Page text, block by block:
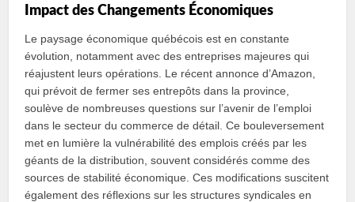
Impact des Changements Économiques
Le paysage économique québécois est en constante
évolution, notamment avec des entreprises majeures qui
réajustent leurs opérations. Le récent annonce d’Amazon,
qui prévoit de fermer ses entrepôts dans la province,
soulève de nombreuses questions sur l’avenir de l’emploi
dans le secteur du commerce de détail. Ce bouleversement
met en lumière la vulnérabilité des emplois créés par les
géants de la distribution, souvent considérés comme des
sources de stabilité économique. Ces modifications suscitent
également des réflexions sur les structures syndicales en